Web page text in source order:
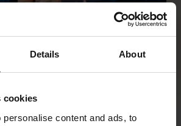
Details About
cookies
content and ads, to
stap?